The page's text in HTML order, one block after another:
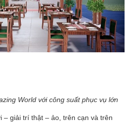
World với công suất phục vụ lớn
– giải trí thật – ảo, trên cạn và trên